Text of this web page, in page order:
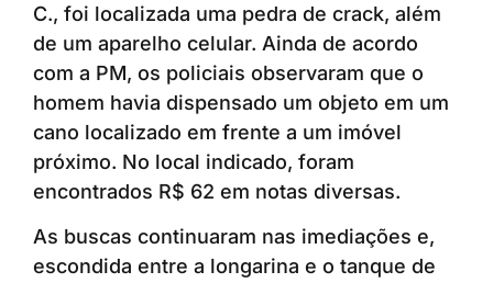
C., foi localizada uma pedra de crack, além
de um aparelho celular. Ainda de acordo
com a PM, os policiais observaram que o
homem havia dispensado um objeto em um
cano localizado em frente a um imóvel
próximo. No local indicado, foram
encontrados R$ 62 em notas diversas.
As buscas continuaram nas imediações e,
escondida entre a longarina e o tanque de